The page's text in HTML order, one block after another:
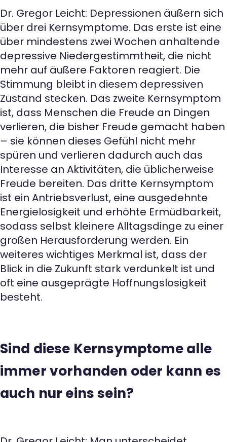
Dr. Gregor Leicht: Depressionen äußern sich
über drei Kernsymptome. Das erste ist eine
über mindestens zwei Wochen anhaltende
depressive Niedergestimmtheit, die nicht
mehr auf äußere Faktoren reagiert. Die
Stimmung bleibt in diesem depressiven
Zustand stecken. Das zweite Kernsymptom
ist, dass Menschen die Freude an Dingen
verlieren, die bisher Freude gemacht haben
– sie können dieses Gefühl nicht mehr
spüren und verlieren dadurch auch das
Interesse an Aktivitäten, die üblicherweise
Freude bereiten. Das dritte Kernsymptom
ist ein Antriebsverlust, eine ausgedehnte
Energielosigkeit und erhöhte Ermüdbarkeit,
sodass selbst kleinere Alltagsdinge zu einer
großen Herausforderung werden. Ein
weiteres wichtiges Merkmal ist, dass der
Blick in die Zukunft stark verdunkelt ist und
oft eine ausgeprägte Hoffnungslosigkeit
besteht.
Sind diese Kernsymptome alle
immer vorhanden oder kann es
auch nur eins sein?